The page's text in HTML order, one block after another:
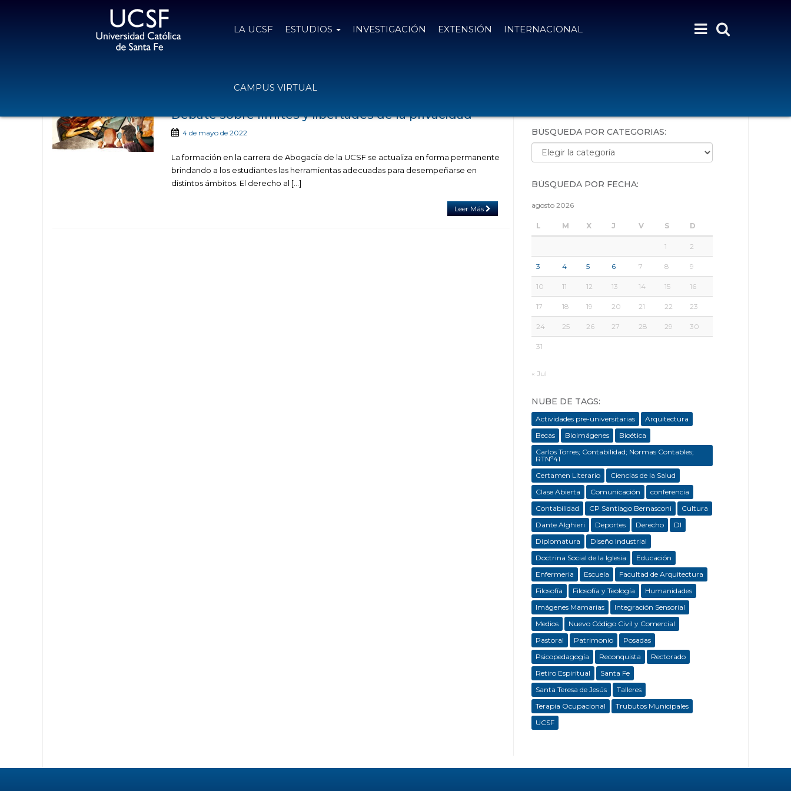
LA UCSF ESTUDIOS INVESTIGACIÓN EXTENSIÓN INTERNACIONAL
CAMPUS VIRTUAL
Debate sobre límites y libertades de la privacidad
4 de mayo de 2022
La formación en la carrera de Abogacía de la UCSF se actualiza en forma permanente
brindando a los estudiantes las herramientas adecuadas para desempeñarse en
distintos ámbitos. El derecho al […]
Leer Más
BÚSQUEDA POR CATEGORÍAS:
Búsqueda por categorías:
BÚSQUEDA POR FECHA:
agosto 2026
L M X J V S D
1 2
3 4 5 6 7 8 9
10 11 12 13 14 15 16
17 18 19 20 21 22 23
24 25 26 27 28 29 30
31
« Jul
NUBE DE TAGS:
Actividades pre-universitarias
Arquitectura
Becas
Bioimágenes
Bioética
Carlos Torres; Contabilidad; Normas Contables;
RTNº41
Certamen Literario
Ciencias de la Salud
Clase Abierta
Comunicación
conferencia
Contabilidad
CP Santiago Bernasconi
Cultura
Dante Alghieri
Deportes Derecho
DI
Diplomatura
Diseño Industrial
Doctrina Social de la Iglesia
Educación
Enfermeria
Escuela
Facultad de Arquitectura
Filosofía
Filosofía y Teología
Humanidades
Imágenes Mamarias
Integración Sensorial
Medios
Nuevo Código Civil y Comercial
Pastoral
Patrimonio
Posadas
Psicopedagogía
Reconquista
Rectorado
Retiro Espiritual
Santa Fe
Santa Teresa de Jesús
Talleres
Terapia Ocupacional
Trubutos Municipales
UCSF